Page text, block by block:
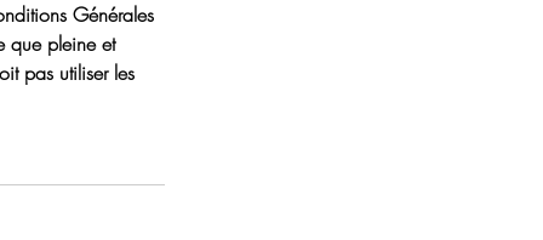
Générales
que pleine et
pas utiliser les